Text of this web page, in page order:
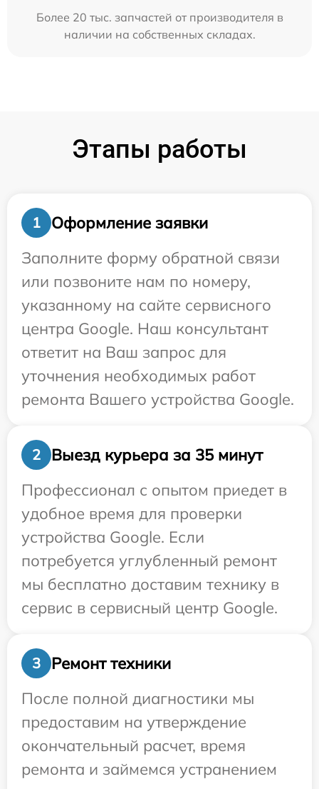
Более 20 тыс. запчастей от производителя в
наличии на собственных складах.
Этапы работы
1
Оформление заявки
Заполните форму обратной связи
или позвоните нам по номеру,
указанному на сайте сервисного
центра Google. Наш консультант
ответит на Ваш запрос для
уточнения необходимых работ
ремонта Вашего устройства Google.
2
Выезд курьера за 35 минут
Профессионал с опытом приедет в
удобное время для проверки
устройства Google. Если
потребуется углубленный ремонт
мы бесплатно доставим технику в
сервис в сервисный центр Google.
3
Ремонт техники
После полной диагностики мы
предоставим на утверждение
окончательный расчет, время
ремонта и займемся устранением